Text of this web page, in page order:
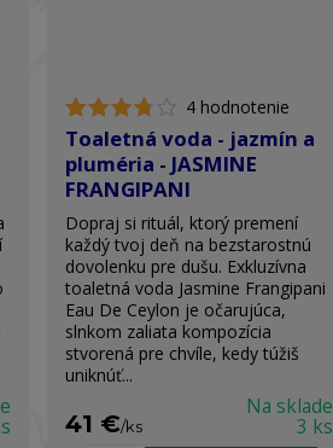
4 hodnotenie
Toaletná voda - jazmín a
pluméria - JASMINE
FRANGIPANI
Dopraj si rituál, ktorý premení
každý tvoj deň na bezstarostnú
dovolenku pre dušu. Exkluzívna
toaletná voda Jasmine Frangipani
Eau De Ceylon je očarujúca,
slnkom zaliata kompozícia
stvorená pre chvíle, kedy túžiš
uniknúť...
41 €/ks
Na sklade
3 ks